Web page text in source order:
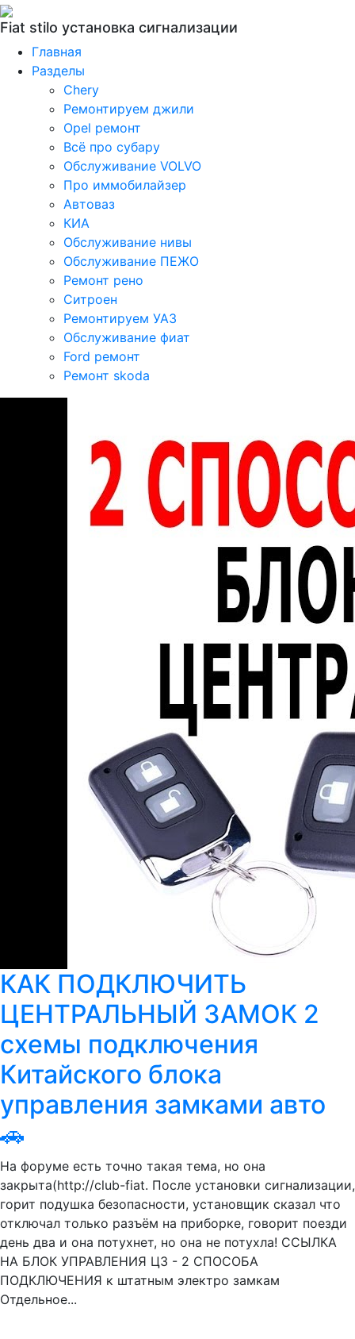
Fiat stilo установка сигнализации
Главная
Разделы
Chery
Ремонтируем джили
Opel ремонт
Всё про субару
Обслуживание VOLVO
Про иммобилайзер
Автоваз
КИА
Обслуживание нивы
Обслуживание ПЕЖО
Ремонт рено
Ситроен
Ремонтируем УАЗ
Обслуживание фиат
Ford ремонт
Ремонт skoda
КАК ПОДКЛЮЧИТЬ
ЦЕНТРАЛЬНЫЙ ЗАМОК 2
схемы подключения
Китайского блока
управления замками авто
🚗
На форуме есть точно такая тема, но она
закрыта(http://club-fiat. После установки сигнализации,
горит подушка безопасности, установщик сказал что
отключал только разъём на приборке, говорит поезди
день два и она потухнет, но она не потухла! ССЫЛКА
НА БЛОК УПРАВЛЕНИЯ ЦЗ - 2 СПОСОБА
ПОДКЛЮЧЕНИЯ к штатным электро замкам
Отдельное...